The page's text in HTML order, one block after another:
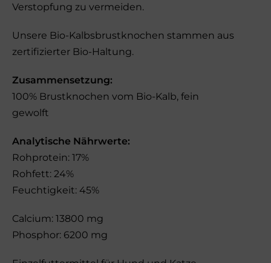
Verstopfung zu vermeiden.
Unsere Bio-Kalbsbrustknochen stammen aus
zertifizierter Bio-Haltung.
Zusammensetzung:
100% Brustknochen vom Bio-Kalb, fein
gewolft
Analytische Nährwerte:
Rohprotein: 17%
Rohfett: 24%
Feuchtigkeit: 45%
Calcium: 13800 mg
Phosphor: 6200 mg